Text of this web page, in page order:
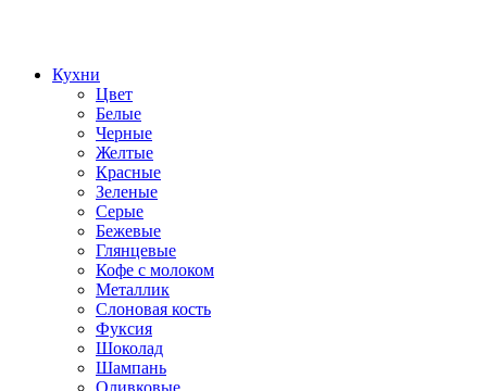
Кухни
Цвет
Белые
Черные
Желтые
Красные
Зеленые
Серые
Бежевые
Глянцевые
Кофе с молоком
Металлик
Слоновая кость
Фуксия
Шоколад
Шампань
Оливковые